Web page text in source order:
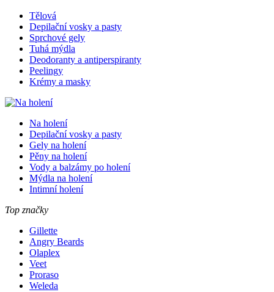
Tělová
Depilační vosky a pasty
Sprchové gely
Tuhá mýdla
Deodoranty a antiperspiranty
Peelingy
Krémy a masky
Na holení
Depilační vosky a pasty
Gely na holení
Pěny na holení
Vody a balzámy po holení
Mýdla na holení
Intimní holení
Top značky
Gillette
Angry Beards
Olaplex
Veet
Proraso
Weleda